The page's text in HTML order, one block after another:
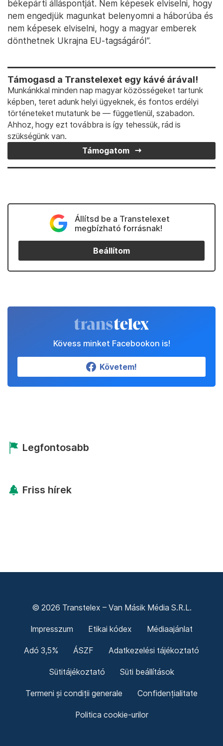
békepárti álláspontját. Nem képesek elviselni, hogy
nem engedjük magunkat belenyomni a háborúba és
nem képesek elviselni, hogy a magyar emberek
dönthetnek Ukrajna EU-tagságáról”.
Támogasd a Transtelexet egy kávé árával!
Munkánkkal minden nap magyar közösségeket tartunk
képben, teret adunk helyi ügyeknek, és fontos erdélyi
történeteket mutatunk be — függetlenül, szabadon.
Ahhoz, hogy ezt továbbra is így tehessük, rád is
szükségünk van.
Támogatom
Állítsd be a Transtelexet
megbízható forrásnak!
Beállítom
Kövess minket Facebookon is!
Követem!
Legfontosabb
Friss hírek
© 2026 Transtelex – Van Másik Média S.R.L.
Impresszum Etikai kódex Médiaajánlat
Adó 3,5% ÁSZF Adatkezelési tájékoztató
Sütitájékoztató Süti beállítások
Termeni și condiții generale Confidențialitate
Politica cookie-urilor